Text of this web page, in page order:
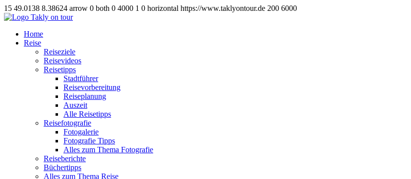
15 49.0138 8.38624 arrow 0 both 0 4000 1 0 horizontal https://www.taklyontour.de 200 6000
Home
Reise
Reiseziele
Reisevideos
Reisetipps
Stadtführer
Reisevorbereitung
Reiseplanung
Auszeit
Alle Reisetipps
Reisefotografie
Fotogalerie
Fotografie Tipps
Alles zum Thema Fotografie
Reiseberichte
Büchertipps
Alles zum Thema Reise